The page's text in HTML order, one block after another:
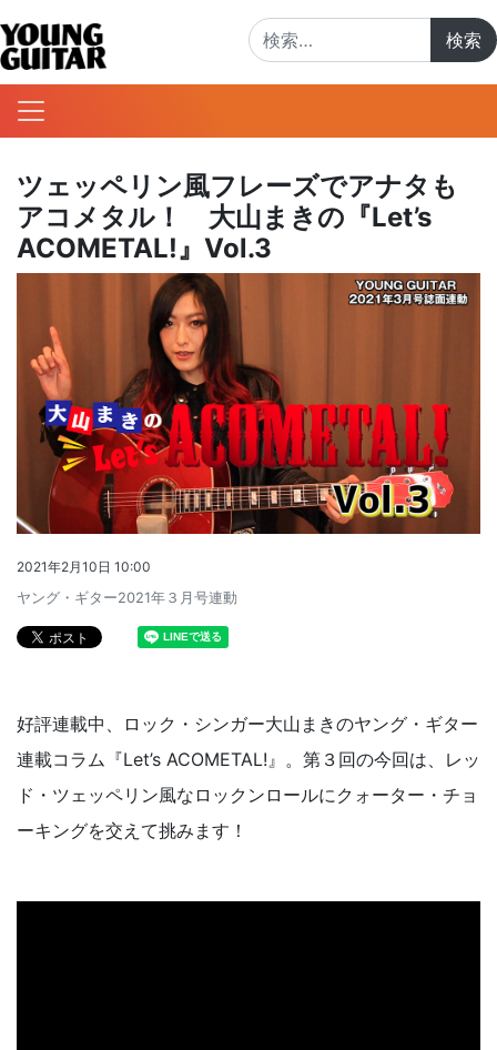
ツェッペリン風フレーズでアナタも
アコメタル！ 大山まきの『Let’s
ACOMETAL!』Vol.3
2021年2月10日 10:00
ヤング・ギター2021年３月号連動
好評連載中、ロック・シンガー大山まきのヤング・ギター
連載コラム『Let’s ACOMETAL!』。第３回の今回は、レッ
ド・ツェッペリン風なロックンロールにクォーター・チョ
ーキングを交えて挑みます！